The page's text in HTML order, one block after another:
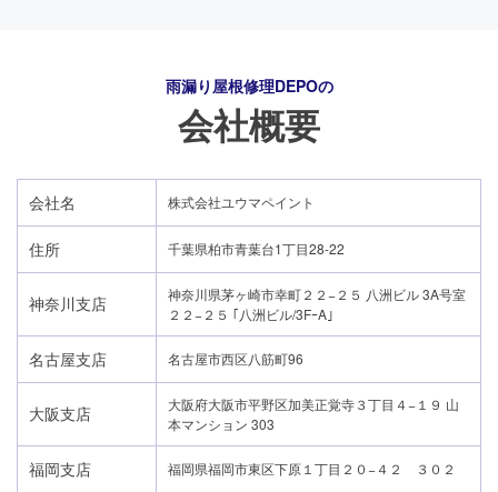
雨漏り屋根修理DEPOの
会社概要
会社名 株式会社ユウマペイント
住所 千葉県柏市青葉台1丁目28-22
神奈川支店
神奈川県茅ヶ崎市幸町２２−２５ 八洲ビル 3A号室
２２−２５ ｢八洲ビル/3FｰA｣
名古屋支店 名古屋市西区八筋町96
大阪支店
大阪府大阪市平野区加美正覚寺３丁目４−１９ 山
本マンション 303
福岡支店 福岡県福岡市東区下原１丁目２０−４２ ３０２